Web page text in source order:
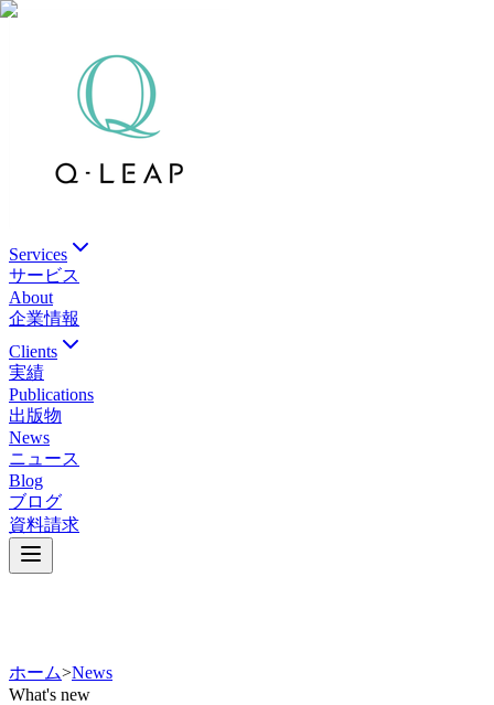
Services
サービス
About
企業情報
Clients
実績
Publications
出版物
News
ニュース
Blog
ブログ
資料請求
ホーム>News
What's new